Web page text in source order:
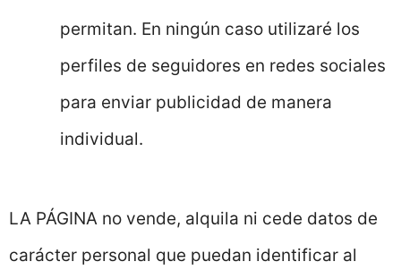
permitan. En ningún caso utilizaré los
perfiles de seguidores en redes sociales
para enviar publicidad de manera
individual.
LA PÁGINA no vende, alquila ni cede datos de
carácter personal que puedan identificar al